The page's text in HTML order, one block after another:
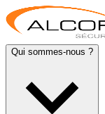
Qui sommes-nous ?